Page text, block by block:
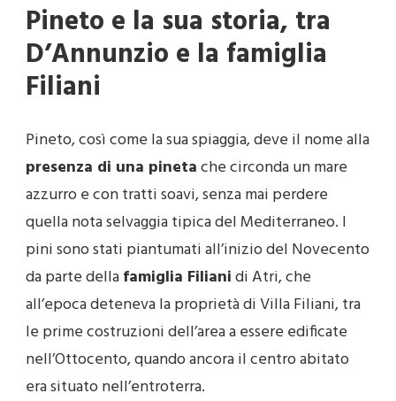
Pineto e la sua storia, tra
D’Annunzio e la famiglia
Filiani
Pineto, così come la sua spiaggia, deve il nome alla
presenza di una pinetache circonda un mare
azzurro e con tratti soavi, senza mai perdere
quella nota selvaggia tipica del Mediterraneo. I
pini sono stati piantumati all’inizio del Novecento
da parte dellafamiglia Filianidi Atri, che
all’epoca deteneva la proprietà di Villa Filiani, tra
le prime costruzioni dell’area a essere edificate
nell’Ottocento, quando ancora il centro abitato
era situato nell’entroterra.